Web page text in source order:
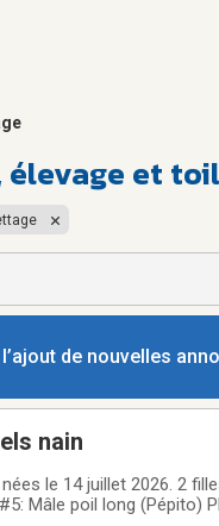
élevage et
de nouvelles
nain
le 14 juillet 2026. 2 filles et
Mâle poil long (Pépito)